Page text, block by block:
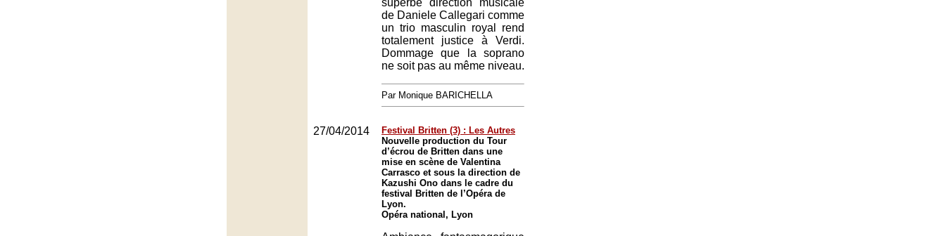
superbe direction musicale
de Daniele Callegari comme
un trio masculin royal rend
totalement justice à Verdi.
Dommage que la soprano
ne soit pas au même niveau.
Par Monique BARICHELLA
27/04/2014
Festival Britten (3) : Les Autres
Nouvelle production du Tour
d’écrou de Britten dans une
mise en scène de Valentina
Carrasco et sous la direction de
Kazushi Ono dans le cadre du
festival Britten de l’Opéra de
Lyon.
Opéra national, Lyon